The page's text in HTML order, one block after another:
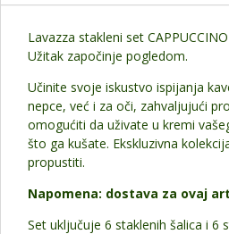
Lavazza stakleni set
Užitak započinje pogledom.
Učinite svoje iskustvo ispijanja
nepce, već i za oči, zahvaljujući
omogućiti da uživate u kremi
što ga kušate. Ekskluzivna
propustiti.
Napomena: dostava za ovaj
Set uključuje 6 staklenih šalica i 6